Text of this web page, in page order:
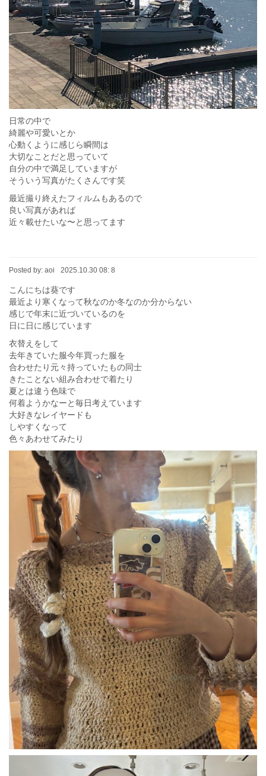
日常の中で
綺麗や可愛いとか
心動くように感じら瞬間は
大切なことだと思っていて
自分の中で満足していますが
そういう写真がたくさんです笑
最近撮り終えたフィルムもあるので
良い写真があれば
近々載せたいな〜と思ってます
Posted by: aoi 2025.10.30 08: 8
こんにちは葵です
最近より寒くなって秋なのか冬なのか分からない
感じで年末に近づいているのを
日に日に感じています
衣替えをして
去年きていた服今年買った服を
合わせたり元々持っていたもの同士
きたことない組み合わせで着たり
夏とは違う色味で
何着ようかなーと毎日考えています
大好きなレイヤードも
しやすくなって
色々あわせてみたり